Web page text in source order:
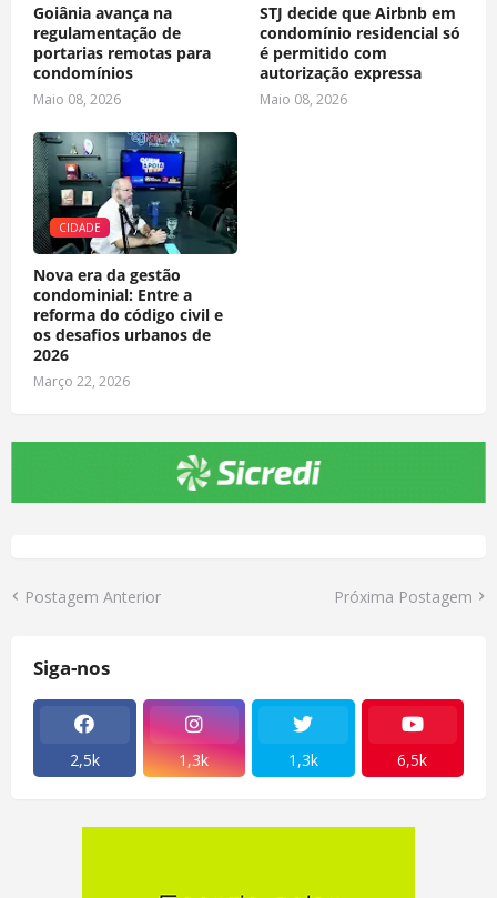
Goiânia avança na
regulamentação de
portarias remotas para
condomínios
Maio 08, 2026
STJ decide que Airbnb em
condomínio residencial só
é permitido com
autorização expressa
Maio 08, 2026
CIDADE
Nova era da gestão
condominial: Entre a
reforma do código civil e
os desafios urbanos de
2026
Março 22, 2026
Postagem Anterior Próxima Postagem
Siga-nos
2,5k 1,3k 1,3k 6,5k